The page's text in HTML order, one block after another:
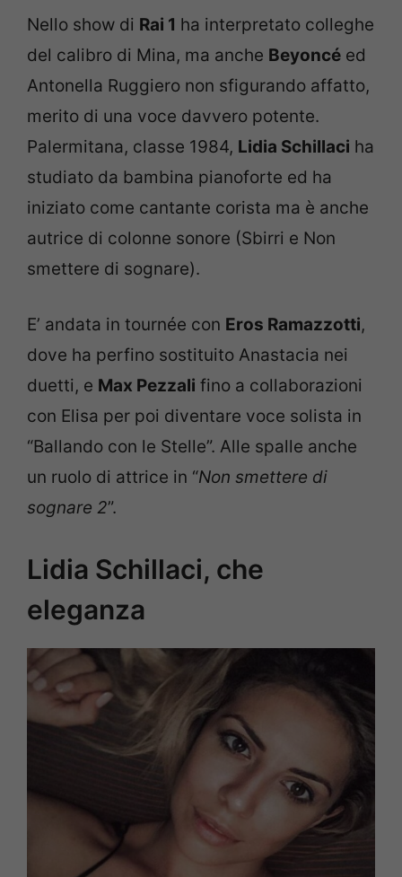
Nello show di Rai 1 ha interpretato colleghe
del calibro di Mina, ma anche Beyoncé ed
Antonella Ruggiero non sfigurando affatto,
merito di una voce davvero potente.
Palermitana, classe 1984, Lidia Schillaci ha
studiato da bambina pianoforte ed ha
iniziato come cantante corista ma è anche
autrice di colonne sonore (Sbirri e Non
smettere di sognare).
E’ andata in tournée con Eros Ramazzotti,
dove ha perfino sostituito Anastacia nei
duetti, e Max Pezzali fino a collaborazioni
con Elisa per poi diventare voce solista in
“Ballando con le Stelle”. Alle spalle anche
un ruolo di attrice in “Non smettere di
sognare 2”.
Lidia Schillaci, che
eleganza